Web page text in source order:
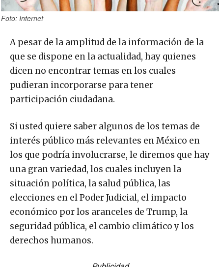
Foto: Internet
A pesar de la amplitud de la información de la
que se dispone en la actualidad, hay quienes
dicen no encontrar temas en los cuales
pudieran incorporarse para tener
participación ciudadana.
Si usted quiere saber algunos de los temas de
interés público más relevantes en México en
los que podría involucrarse, le diremos que hay
una gran variedad, los cuales incluyen la
situación política, la salud pública, las
elecciones en el Poder Judicial, el impacto
económico por los aranceles de Trump, la
seguridad pública, el cambio climático y los
derechos humanos.
Publicidad